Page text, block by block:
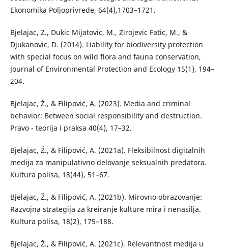
Ekonomika Poljoprivrede, 64(4),1703–1721.
Bjelajac, Z., Dukic Mijatovic, M., Zirojevic Fatic, M., &
Djukanovic, D. (2014). Liability for biodiversity protection
with special focus on wild flora and fauna conservation,
Journal of Environmental Protection and Ecology 15(1), 194–
204.
Bjelajac, Ž., & Filipović, A. (2023). Media and criminal
behavior: Between social responsibility and destruction.
Pravo - teorija i praksa 40(4), 17–32.
Bjelajac, Ž., & Filipović, A. (2021a). Fleksibilnost digitalnih
medija za manipulativno delovanje seksualnih predatora.
Kultura polisa, 18(44), 51–67.
Bjelajac, Ž., & Filipović, A. (2021b). Mirovno obrazovanje:
Razvojna strategija za kreiranje kulture mira i nenasilja.
Kultura polisa, 18(2), 175–188.
Bjelajac, Ž., & Filipović, A. (2021c). Relevantnost medija u